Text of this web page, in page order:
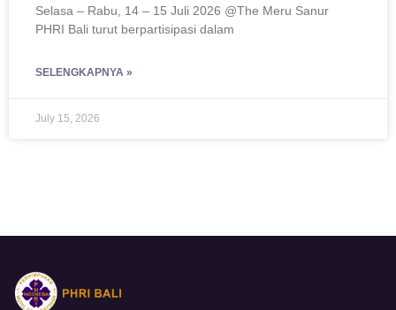
Selasa – Rabu, 14 – 15 Juli 2026 @The Meru Sanur
PHRI Bali turut berpartisipasi dalam
SELENGKAPNYA »
July 15, 2026